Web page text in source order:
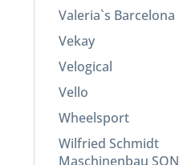
Valeria`s Barcelona
Vekay
Velogical
Vello
Wheelsport
Wilfried Schmidt
Maschinenbau SON